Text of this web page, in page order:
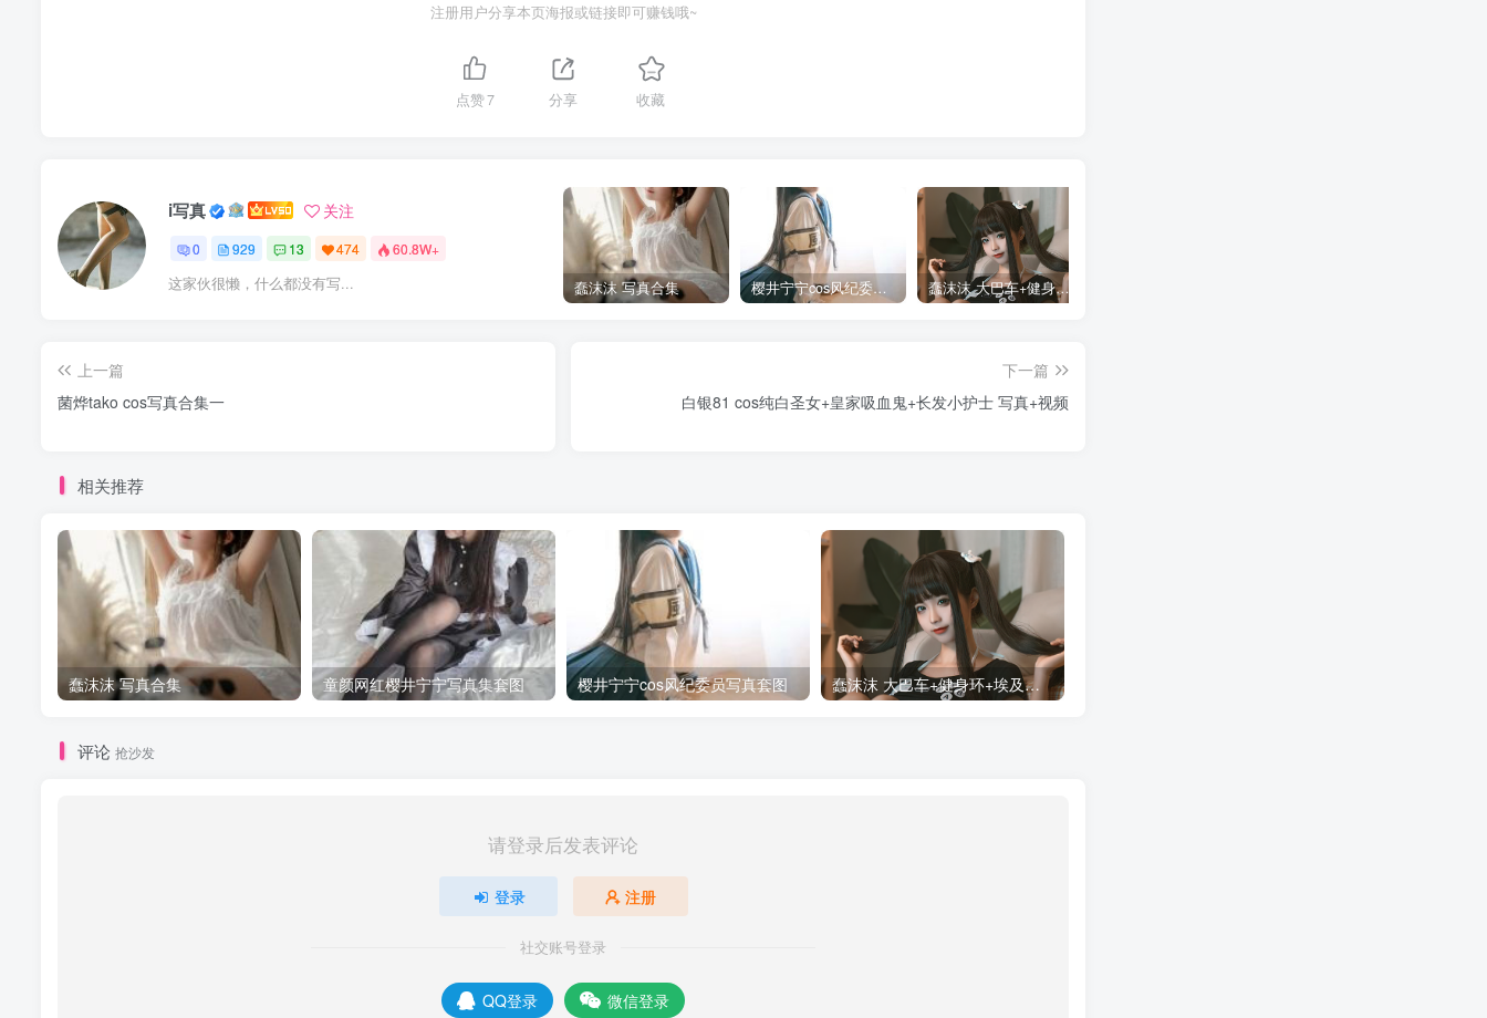
注册用户分享本页海报或链接即可赚钱哦~
点赞7 分享 收藏
i写真 关注
0 929 13 474 60.8W+
这家伙很懒，什么都没有写... 蠢沫沫 写真合集 樱井宁宁cos风纪委员写真套图 蠢沫沫 大巴车+健身环+埃及喵COS写真合集
上一篇
菌烨tako cos写真合集一
下一篇
白银81 cos纯白圣女+皇家吸血鬼+长发小护士 写真+视频
相关推荐
蠢沫沫 写真合集 童颜网红樱井宁宁写真集套图 樱井宁宁cos风纪委员写真套图 蠢沫沫 大巴车+健身环+埃及喵COS写真合集
评论 抢沙发
请登录后发表评论
登录 注册
社交账号登录
QQ登录 微信登录